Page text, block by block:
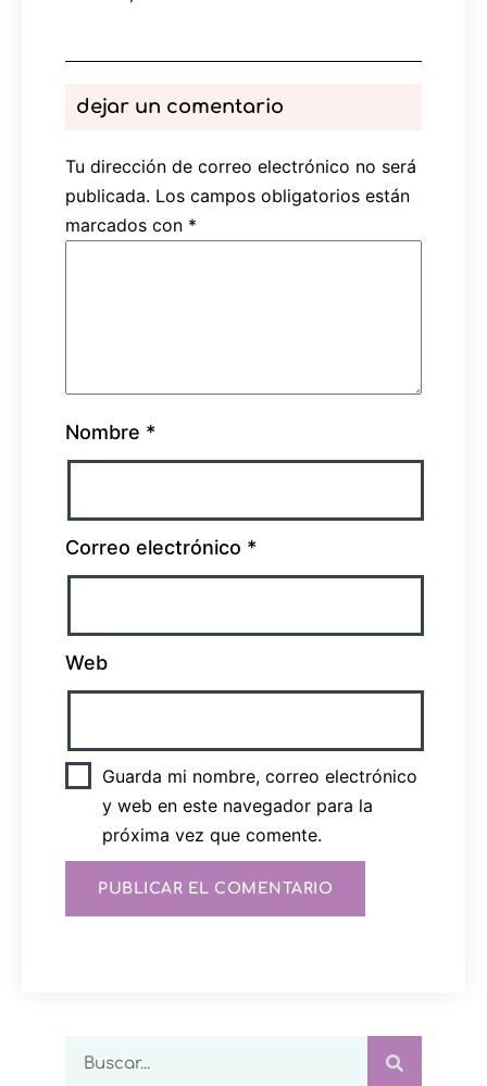
dejar un comentario
Tu dirección de correo electrónico no será
publicada. Los campos obligatorios están
marcados con *
Nombre *
Correo electrónico *
Web
Guarda mi nombre, correo electrónico
y web en este navegador para la
próxima vez que comente.